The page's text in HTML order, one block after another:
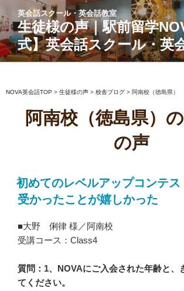
ン
テ
ン
ツ
ス
英会話スクール・英会話教室
生徒様の声｜駅前留学
式】英会話スクール・英
NOVA英会話TOP > 生徒様の声 > 校舎ブログ > 阿南校（徳島県）
阿南校（徳島県）
の声
初めてのレベルアップコンテス
受かったことが嬉しかった
■大野 俐律 様／阿南校
受講コース：Class4
質問：1、NOVAにご入会された年齢と、
てください。